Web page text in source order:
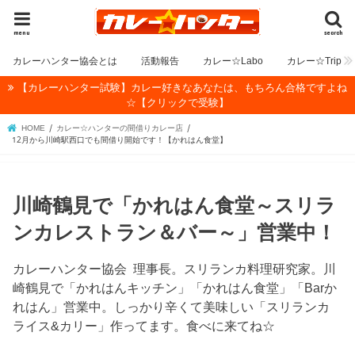
search
menu
カレーハンター協会とは 活動報告 カレー☆Labo カレー☆Trip
【カレーハンター試験】カレー好きなあなたは、もちろん合格ですよね
☆【クリックで受験】
HOME
カレー☆ハンターの間借りカレー店
12月から川崎駅西口でも間借り開始です！【かれはん食堂】
川崎鶴見で「かれはん食堂～スリラ
ンカレストラン＆バー～」営業中！
カレーハンター協会 理事長。スリランカ料理研究家。川
崎鶴見で「かれはんキッチン」「かれはん食堂」「Barか
れはん」営業中。しっかり辛くて美味しい「スリランカ
ライス&カリー」作ってます。食べに来てね☆